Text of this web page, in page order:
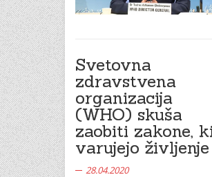
Svetovna
zdravstvena
organizacija
(WHO) skuša
zaobiti zakone,
varujejo življenje
28.04.2020